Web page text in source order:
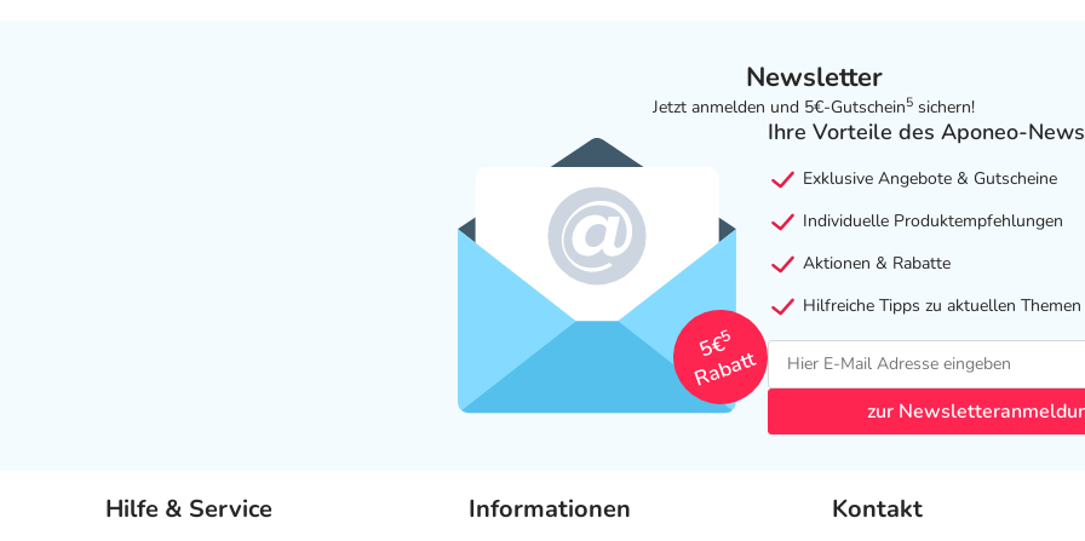
Newsletter
Jetzt anmelden und 5€-Gutschein5 sichern!
5€
5
Rabatt
Ihre Vorteile des Aponeo-
Exklusive Angebote & Gutscheine
Individuelle Produktempfehlungen
Aktionen & Rabatte
Hilfreiche Tipps zu aktuellen Themen
zur
Hilfe & Service Informationen Kontakt